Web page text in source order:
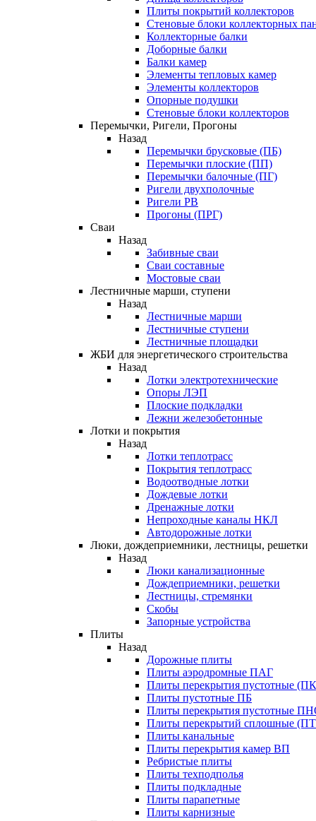
Плиты покрытий коллекторов
Стеновые блоки коллекторных
Коллекторные балки
Доборные балки
Балки камер
Элементы тепловых камер
Элементы коллекторов
Опорные подушки
Стеновые блоки коллекторов
Перемычки, Ригели, Прогоны
Назад
Перемычки брусковые (ПБ)
Перемычки плоские (ПП)
Перемычки балочные (ПГ)
Ригели двухполочные
Ригели РВ
Прогоны (ПРГ)
Сваи
Назад
Забивные сваи
Сваи составные
Мостовые сваи
Лестничные марши, ступени
Назад
Лестничные марши
Лестничные ступени
Лестничные площадки
ЖБИ для энергетического строительства
Назад
Лотки электротехнические
Опоры ЛЭП
Плоские подкладки
Лежни железобетонные
Лотки и покрытия
Назад
Лотки теплотрасс
Покрытия теплотрасс
Водоотводные лотки
Дождевые лотки
Дренажные лотки
Непроходные каналы НКЛ
Автодорожные лотки
Люки, дождеприемники, лестницы, решетки
Назад
Люки канализационные
Дождеприемники, решетки
Лестницы, стремянки
Скобы
Запорные устройства
Плиты
Назад
Дорожные плиты
Плиты аэродромные ПАГ
Плиты перекрытия пустотные
Плиты пустотные ПБ
Плиты перекрытия пустотные
Плиты перекрытий сплошные
Плиты канальные
Плиты перекрытия камер ВП
Ребристые плиты
Плиты техподполья
Плиты подкладные
Плиты парапетные
Плиты карнизные